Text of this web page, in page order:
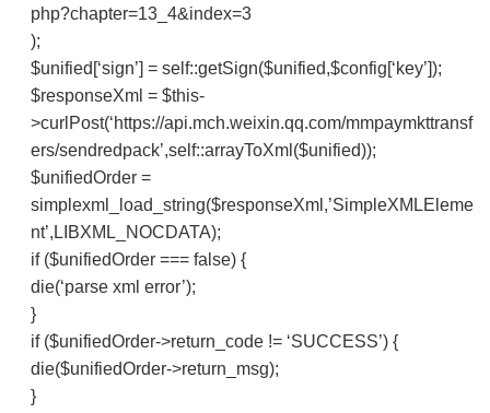
php?chapter=13_4&index=3
);
$unified[‘sign’] = self::getSign($unified,$config[‘key’]);
$responseXml = $this-
>curlPost(‘https://api.mch.weixin.qq.com/mmpaymkttransf
ers/sendredpack’,self::arrayToXml($unified));
$unifiedOrder =
simplexml_load_string($responseXml,’SimpleXMLEleme
nt’,LIBXML_NOCDATA);
if ($unifiedOrder === false) {
die(‘parse xml error’);
}
if ($unifiedOrder->return_code != ‘SUCCESS’) {
die($unifiedOrder->return_msg);
}